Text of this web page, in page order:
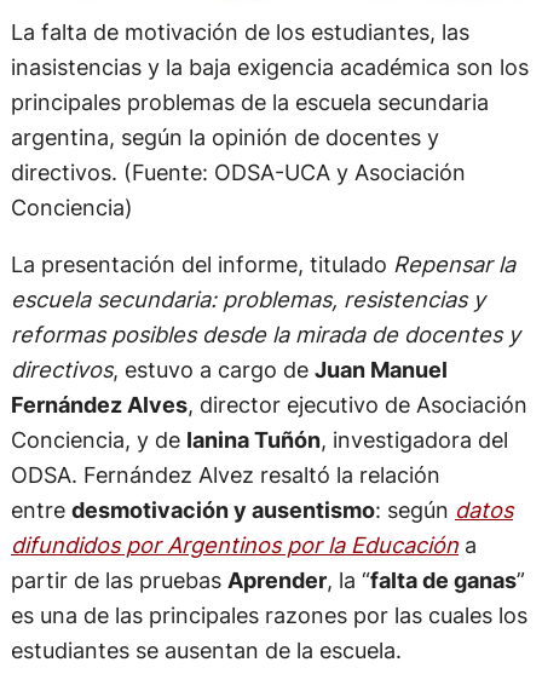
La falta de motivación de los estudiantes, las
inasistencias y la baja exigencia académica son los
principales problemas de la escuela secundaria
argentina, según la opinión de docentes y
directivos. (Fuente: ODSA-UCA y Asociación
Conciencia)
La presentación del informe, titulado Repensar la
escuela secundaria: problemas, resistencias y
reformas posibles desde la mirada de docentes y
directivos, estuvo a cargo de Juan Manuel
Fernández Alves, director ejecutivo de Asociación
Conciencia, y de Ianina Tuñón, investigadora del
ODSA. Fernández Alvez resaltó la relación
entre desmotivación y ausentismo: según datos
difundidos por Argentinos por la Educacióna
partir de las pruebas Aprender, la “falta de ganas”
es una de las principales razones por las cuales los
estudiantes se ausentan de la escuela.